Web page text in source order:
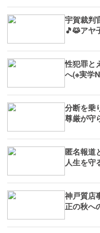
宇賀裁判
🎵😹アヤ
公正な
～
性犯罪と
へ(※実学
分断を乗
尊厳が守
匿名報道
人生を守
神戸質店
正の秋へ